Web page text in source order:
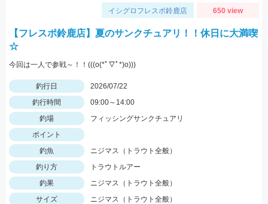
イシグロフレスポ鈴鹿店 650 view
【フレスポ鈴鹿店】夏のサンクチュアリ！！休日に大満喫
☆
今回は一人で参戦～！！(((o(*ﾟ▽ﾟ*)o)))
釣行日
2026/07/22
釣行時間
09:00～14:00
釣場
フィッシングサンクチュアリ
ポイント
釣魚
ニジマス（トラウト全般）
釣り方
トラウトルアー
釣果
ニジマス（トラウト全般）
サイズ
ニジマス（トラウト全般）